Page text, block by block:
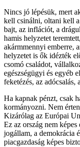
Nincs jó lépésük, mert
kell csinálni, oltani kell
bajt, az inflációt, a
hamis helyzetet
akármmennyi emberre,
helyzetet is ők idézték
csomó családot,
egészségügyi és egyéb
feketézés, az adócsalás,
Ha kapnak pénzt, csak
kormányozni. Nem
Kizárólag az Európai
Ez az ország nem
jogállam, a demokrácia
piacgazdaság képes